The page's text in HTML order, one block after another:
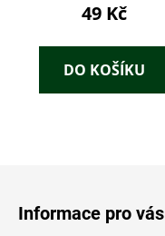
49 Kč
DO KOŠÍKU
Informace pro vás